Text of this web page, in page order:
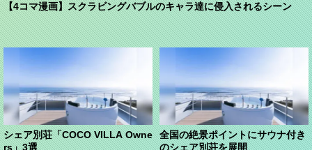
【4コマ漫画】スクラビングバブルのキャラ達に侵入されるシーン
シェア別荘「COCO VILLA Owne
rs」3選
全国の絶景ポイントにサウナ付き
のシェア別荘を展開